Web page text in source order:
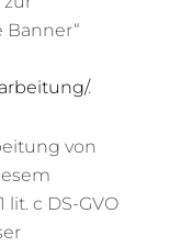
Banner“
.
von
c DS-GVO